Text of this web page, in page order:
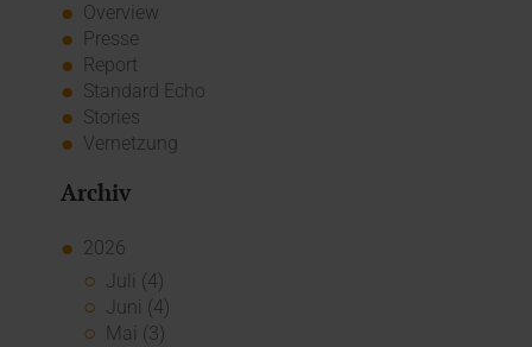
Overview
Presse
Report
Standard Echo
Stories
Vernetzung
Archiv
2026
Juli (4)
Juni (4)
Mai (3)